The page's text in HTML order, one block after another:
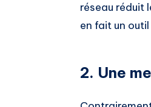
réseau réduit
en fait un
2. Une